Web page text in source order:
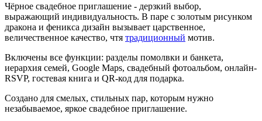
Чёрное свадебное приглашение - дерзкий выбор,
выражающий индивидуальность. В паре с золотым рисунком
дракона и феникса дизайн вызывает царственное,
величественное качество, чтя традиционный мотив.
Включены все функции: разделы помолвки и банкета,
иерархия семей, Google Maps, свадебный фотоальбом, онлайн-
RSVP, гостевая книга и QR-код для подарка.
Создано для смелых, стильных пар, которым нужно
незабываемое, яркое свадебное приглашение.